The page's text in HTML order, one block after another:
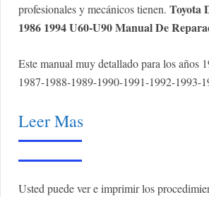
profesionales y mecánicos tienen. Toyota
1986 1994 U60-U90 Manual De
Este manual muy detallado para los años
1987-1988-1989-1990-1991-1992-1993-
Leer Mas
Usted puede ver e imprimir los